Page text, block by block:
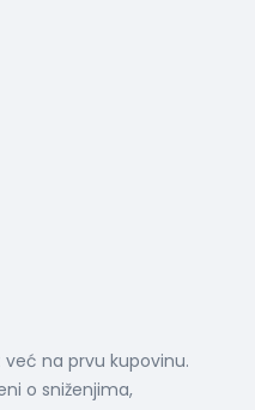
na prvu kupovinu.
o sniženjima,